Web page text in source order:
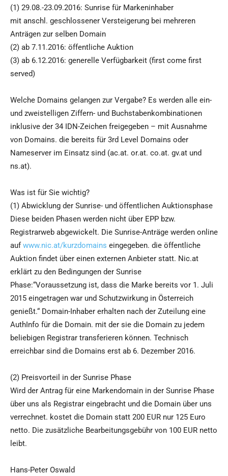
(1) 29.08.-23.09.2016: Sunrise für Markeninhaber
mit anschl. geschlossener Versteigerung bei mehreren
Anträgen zur selben Domain
(2) ab 7.11.2016: öffentliche Auktion
(3) ab 6.12.2016: generelle Verfügbarkeit (first come first
served)
Welche Domains gelangen zur Vergabe? Es werden alle ein-
und zweistelligen Ziffern- und Buchstabenkombinationen
inklusive der 34 IDN-Zeichen freigegeben – mit Ausnahme
von Domains. die bereits für 3rd Level Domains oder
Nameserver im Einsatz sind (ac.at. or.at. co.at. gv.at und
ns.at).
Was ist für Sie wichtig?
(1) Abwicklung der Sunrise- und öffentlichen Auktionsphase
Diese beiden Phasen werden nicht über EPP bzw.
Registrarweb abgewickelt. Die Sunrise-Anträge werden online
aufwww.nic.at/kurzdomains eingegeben. die öffentliche
Auktion findet über einen externen Anbieter statt. Nic.at
erklärt zu den Bedingungen der Sunrise
Phase:“Voraussetzung ist, dass die Marke bereits vor 1. Juli
2015 eingetragen war und Schutzwirkung in Österreich
genießt.“ Domain-Inhaber erhalten nach der Zuteilung eine
AuthInfo für die Domain. mit der sie die Domain zu jedem
beliebigen Registrar transferieren können. Technisch
erreichbar sind die Domains erst ab 6. Dezember 2016.
(2) Preisvorteil in der Sunrise Phase
Wird der Antrag für eine Markendomain in der Sunrise Phase
über uns als Registrar eingebracht und die Domain über uns
verrechnet. kostet die Domain statt 200 EUR nur 125 Euro
netto. Die zusätzliche Bearbeitungsgebühr von 100 EUR netto
leibt.
Hans-Peter Oswald